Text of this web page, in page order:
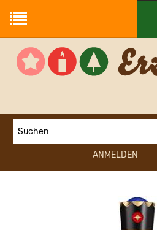
ANMELDEN